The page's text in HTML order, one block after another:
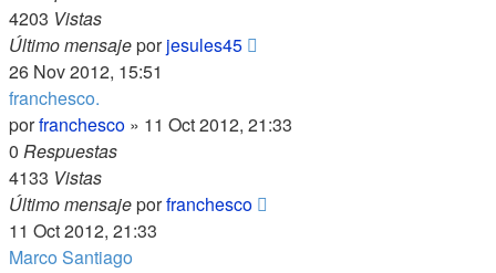
4203 Vistas
Último mensajeporjesules45
26 Nov 2012, 15:51
franchesco.
porfranchesco » 11 Oct 2012, 21:33
0 Respuestas
4133 Vistas
Último mensajeporfranchesco
11 Oct 2012, 21:33
Marco Santiago